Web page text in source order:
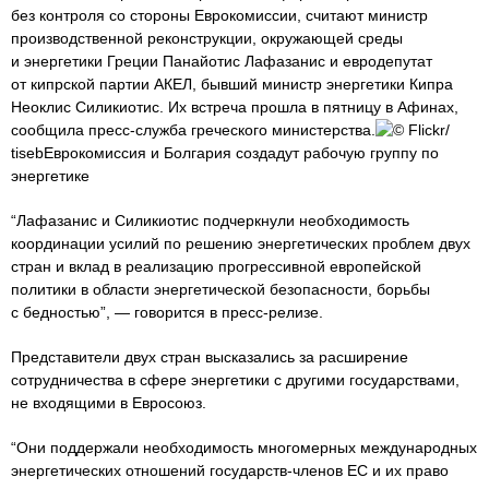
без контроля со стороны Еврокомиссии, считают министр
производственной реконструкции, окружающей среды
и энергетики Греции Панайотис Лафазанис и евродепутат
от кипрской партии АКЕЛ, бывший министр энергетики Кипра
Неоклис Силикиотис. Их встреча прошла в пятницу в Афинах,
сообщила пресс-служба греческого министерства.
© Flickr/
tisebЕврокомиссия и Болгария создадут рабочую группу по
энергетике
“Лафазанис и Силикиотис подчеркнули необходимость
координации усилий по решению энергетических проблем двух
стран и вклад в реализацию прогрессивной европейской
политики в области энергетической безопасности, борьбы
с бедностью”, — говорится в пресс-релизе.
Представители двух стран высказались за расширение
сотрудничества в сфере энергетики с другими государствами,
не входящими в Евросоюз.
“Они поддержали необходимость многомерных международных
энергетических отношений государств-членов ЕС и их право